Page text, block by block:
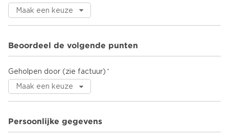
Beoordeel de volgende punten
Geholpen door (zie factuur)
Persoonlijke gegevens